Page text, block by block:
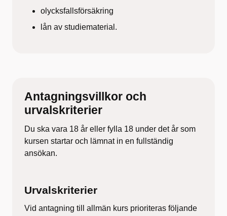
olycksfallsförsäkring
lån av studiematerial.
Antagningsvillkor och
urvalskriterier
Du ska vara 18 år eller fylla 18 under det år som
kursen startar och lämnat in en fullständig
ansökan.
Urvalskriterier
Vid antagning till allmän kurs prioriteras följande